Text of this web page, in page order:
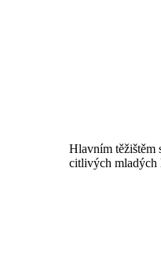
Hlavním těžištěm
citlivých mladých